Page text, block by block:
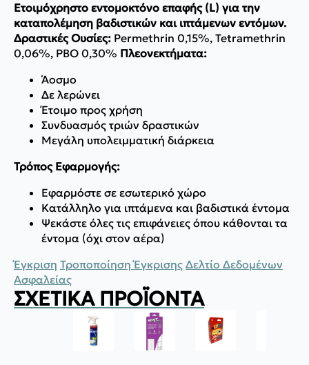
Ετοιμόχρηστο εντομοκτόνο επαφής (L) για την
καταπολέμηση βαδιστικών και ιπτάμενων εντόμων.
Δραστικές Ουσίες: Permethrin 0,15%, Tetramethrin
0,06%, PBO 0,30% Πλεονεκτήματα:
Άοσμο
Δε λερώνει
Έτοιμο προς χρήση
Συνδυασμός τριών δραστικών
Μεγάλη υπολειμματική διάρκεια
Τρόπος Εφαρμογής:
Εφαρμόστε σε εσωτερικό χώρο
Κατάλληλο για ιπτάμενα και βαδιστικά έντομα
Ψεκάστε όλες τις επιφάνειες όπου κάθονται τα
έντομα (όχι στον αέρα)
Έγκριση Τροποποίηση Έγκρισης Δελτίο Δεδομένων
Ασφαλείας
ΣΧΕΤΙΚΆ ΠΡΟΪΌΝΤΑ